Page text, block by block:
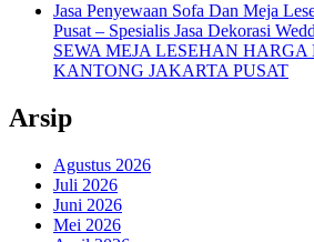
Jasa Penyewaan Sofa Dan Meja
Pusat – Spesialis Jasa Dekorasi
SEWA MEJA LESEHAN
KANTONG JAKARTA PUSAT
Arsip
Agustus 2026
Juli 2026
Juni 2026
Mei 2026